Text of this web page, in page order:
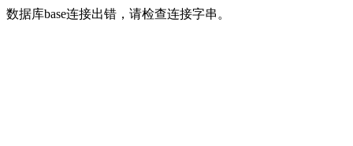
数据库base连接出错，请检查连接字串。